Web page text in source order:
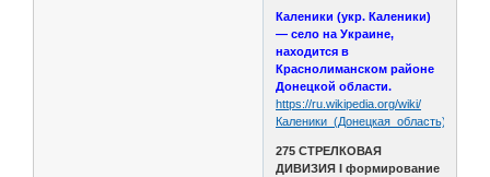
Каленики (укр. Каленики)
— село на Украине,
находится в
Краснолиманском районе
Донецкой области.
https://ru.wikipedia.org/wiki/
Каленики_(Донецкая_область)
275 СТРЕЛКОВАЯ
ДИВИЗИЯ I формирование